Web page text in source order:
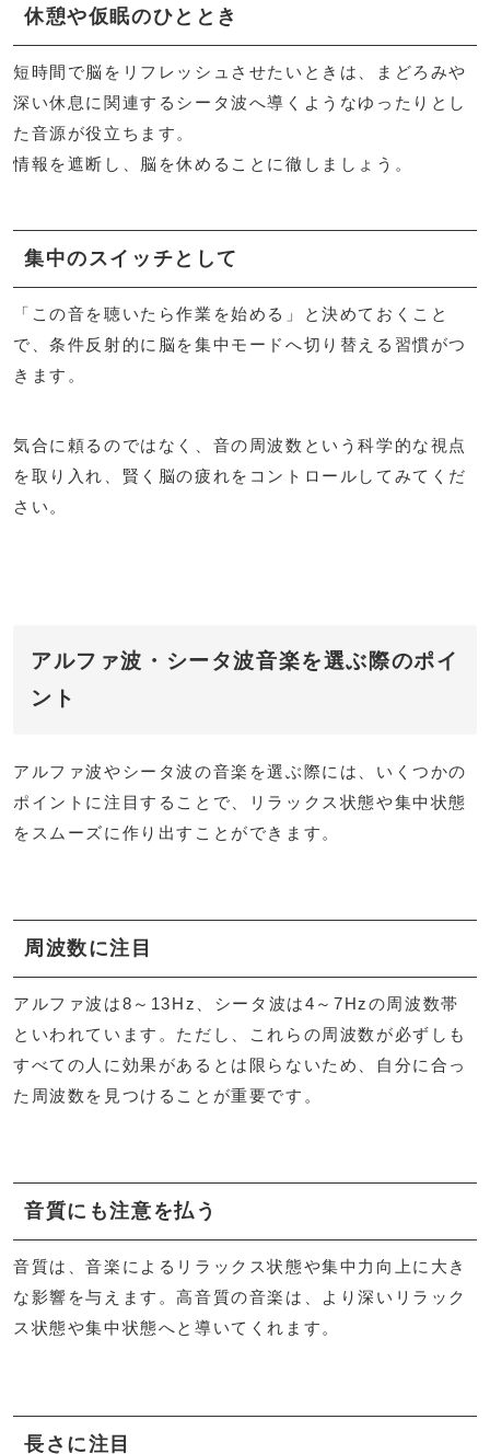
休憩や仮眠のひととき
短時間で脳をリフレッシュさせたいときは、まどろみや
深い休息に関連するシータ波へ導くようなゆったりとし
た音源が役立ちます。
情報を遮断し、脳を休めることに徹しましょう。
集中のスイッチとして
「この音を聴いたら作業を始める」と決めておくこと
で、条件反射的に脳を集中モードへ切り替える習慣がつ
きます。
気合に頼るのではなく、音の周波数という科学的な視点
を取り入れ、賢く脳の疲れをコントロールしてみてくだ
さい。
アルファ波・シータ波音楽を選ぶ際のポイ
ント
アルファ波やシータ波の音楽を選ぶ際には、いくつかの
ポイントに注目することで、リラックス状態や集中状態
をスムーズに作り出すことができます。
周波数に注目
アルファ波は8～13Hz、シータ波は4～7Hzの周波数帯
といわれています。ただし、これらの周波数が必ずしも
すべての人に効果があるとは限らないため、自分に合っ
た周波数を見つけることが重要です。
音質にも注意を払う
音質は、音楽によるリラックス状態や集中力向上に大き
な影響を与えます。高音質の音楽は、より深いリラック
ス状態や集中状態へと導いてくれます。
長さに注目